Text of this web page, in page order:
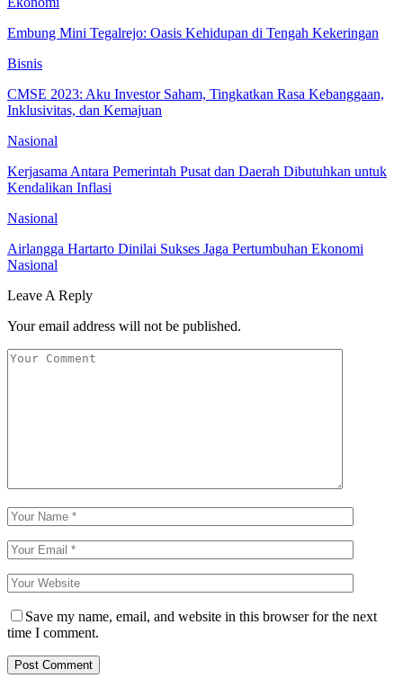
Embung Mini Tegalrejo: Oasis Kehidupan di Tengah Kekeringan
Bisnis
CMSE 2023: Aku Investor Saham, Tingkatkan Rasa Kebanggaan,
Inklusivitas, dan Kemajuan
Nasional
Kerjasama Antara Pemerintah Pusat dan Daerah Dibutuhkan untuk
Kendalikan Inflasi
Nasional
Airlangga Hartarto Dinilai Sukses Jaga Pertumbuhan Ekonomi
Nasional
Leave A Reply
Your email address will not be published.
Save my name, email, and website in this browser for the next
time I comment.